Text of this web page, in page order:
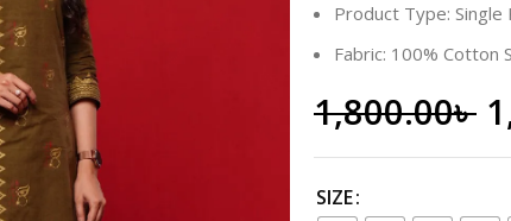
Product Type: Single
Fabric: 100% Cotton
1,800.00৳
SIZE